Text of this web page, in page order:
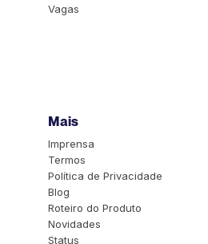
Vagas
Mais
Imprensa
Termos
Política de Privacidade
Blog
Roteiro do Produto
Novidades
Status